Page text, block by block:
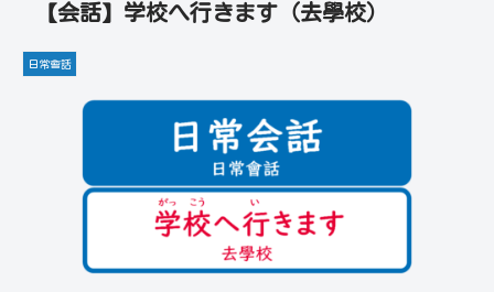
【会話】学校へ行きます（去學校）
日常會話